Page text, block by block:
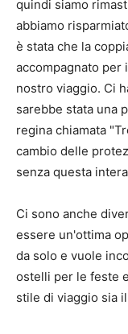
quindi siamo
abbiamo
è stata che la
accompagnato per
nostro viaggio. Ci
sarebbe stata una
regina chiamata
cambio delle
senza questa
Ci sono anche
essere un'ottima
da solo e vuole
ostelli per le feste
stile di viaggio sia